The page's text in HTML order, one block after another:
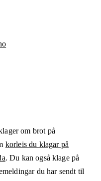
om brot på
korleis du klagar på
. Du kan også klage på
du har sendt til